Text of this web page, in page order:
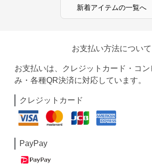
新着アイテムの一覧へ
お支払い方法について
お支払いは、クレジットカード・コ
み・各種QR決済に対応しています。
クレジットカード
PayPay